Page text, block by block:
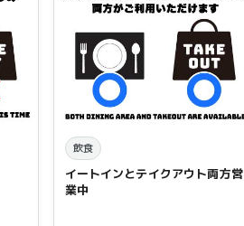
飲食
イートインとテイクアウト両方営
業中